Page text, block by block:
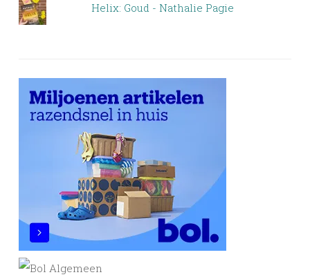
Helix: Goud - Nathalie Pagie